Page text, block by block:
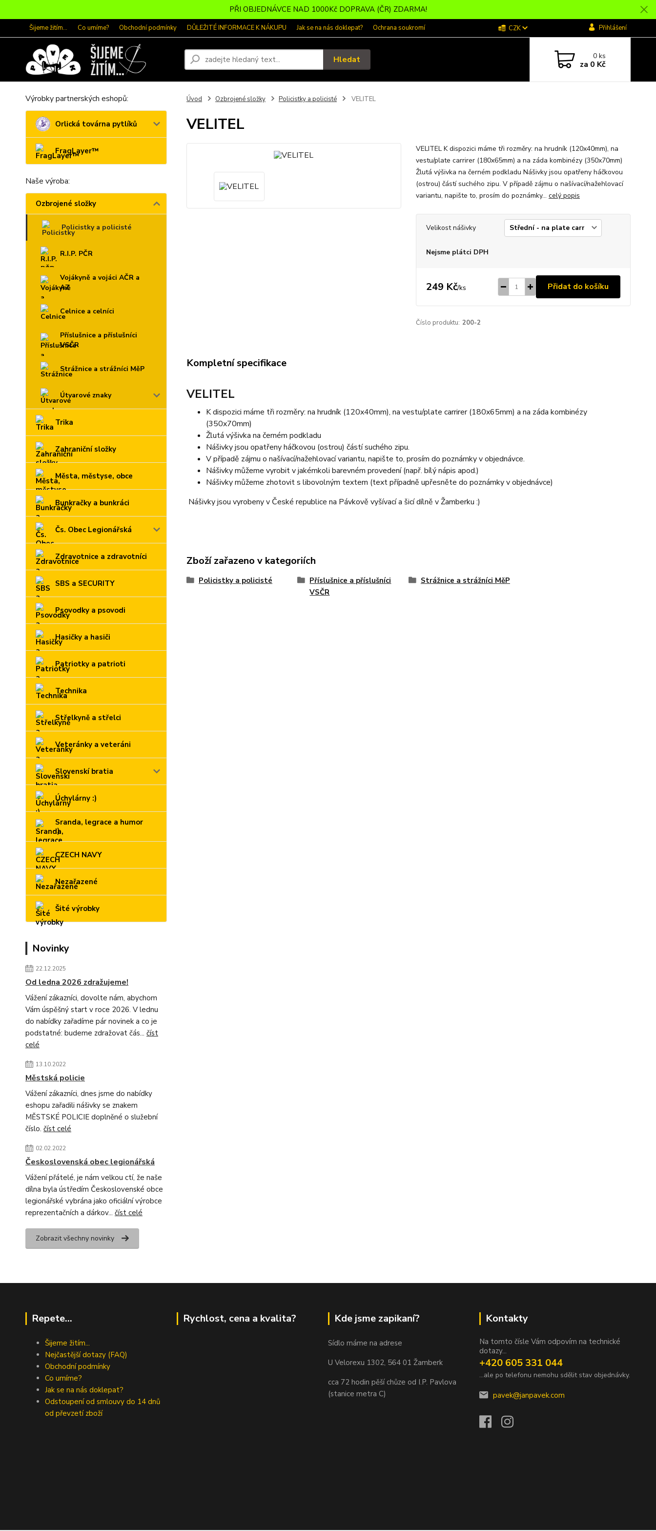
PŘI OBJEDNÁVCE NAD 1000Kč DOPRAVA (ČR) ZDARMA!
Šijeme žitím... Co umíme? Obchodní podmínky DŮLEŽITÉ INFORMACE K NÁKUPU Jak se na nás doklepat? Ochrana soukromí CZK Přihlášení
Hledat 0ks
za 0 Kč
Výrobky partnerských eshopů:
Orlická továrna pytlíků
FragLayer™
Naše výroba:
Ozbrojené složky
Policistky a policisté
R.I.P. PČR
Vojákyně a vojáci AČR a
AZ
Celnice a celníci
Příslušnice a příslušníci
VSČR
Strážnice a strážníci MěP
Útvarové znaky
Trika
Zahraniční složky
Města, městyse, obce
Bunkračky a bunkráci
Čs. Obec Legionářská
Zdravotnice a zdravotníci
SBS a SECURITY
Psovodky a psovodi
Hasičky a hasiči
Patriotky a patrioti
Technika
Střelkyně a střelci
Veteránky a veteráni
Slovenskí bratia
Úchylárny :)
Sranda, legrace a humor
:)
CZECH NAVY
Nezařazené
Šité výrobky
Novinky
22.12.2025
Od ledna 2026 zdražujeme!
Vážení zákazníci, dovolte nám, abychom
Vám úspěšný start v roce 2026. V lednu
do nabídky zařadíme pár novinek a co je
podstatné: budeme zdražovat čás... číst
celé
13.10.2022
Městská policie
Vážení zákazníci, dnes jsme do nabídky
eshopu zařadili nášivky se znakem
MĚSTSKÉ POLICIE doplněné o služební
číslo. číst celé
02.02.2022
Československá obec legionářská
Vážení přátelé, je nám velkou ctí, že naše
dílna byla ústředím Československé obce
legionářské vybrána jako oficiální výrobce
reprezentačních a dárkov... číst celé
Zobrazit všechny novinky
Úvod Ozbrojené složky Policistky a policisté VELITEL
VELITEL
VELITEL K dispozici máme tři rozměry: na hrudník (120x40mm), na
vestu/plate carrirer (180x65mm) a na záda kombinézy (350x70mm)
Žlutá výšivka na černém podkladu Nášivky jsou opatřeny háčkovou
(ostrou) částí suchého zipu. V případě zájmu o našívací/nažehlovací
variantu, napište to, prosím do poznámky... celý popis
Velikost nášivky
Nejsme plátci DPH
249 Kč/ks Přidat do košíku
Číslo produktu: 200-2
Kompletní specifikace
VELITEL
K dispozici máme tři rozměry: na hrudník (120x40mm), na vestu/plate carrirer (180x65mm) a na záda kombinézy
(350x70mm)
Žlutá výšivka na černém podkladu
Nášivky jsou opatřeny háčkovou (ostrou) částí suchého zipu.
V případě zájmu o našívací/nažehlovací variantu, napište to, prosím do poznámky v objednávce.
Nášivky můžeme vyrobit v jakémkoli barevném provedení (např. bílý nápis apod.)
Nášivky můžeme zhotovit s libovolným textem (text případně upřesněte do poznámky v objednávce)
Nášivky jsou vyrobeny v České republice na Pávkově vyšívací a šicí dílně v Žamberku :)
Zboží zařazeno v kategoriích
Policistky a policisté
Příslušnice a příslušníci
VSČR
Strážnice a strážníci MěP
Repete...
Šijeme žitím...
Nejčastější dotazy (FAQ)
Obchodní podmínky
Co umíme?
Jak se na nás doklepat?
Odstoupení od smlouvy do 14 dnů
od převzetí zboží
Rychlost, cena a kvalita? Kde jsme zapikaní?
Sídlo máme na adrese
U Velorexu 1302, 564 01 Žamberk
cca 72 hodin pěší chůze od I.P. Pavlova
(stanice metra C)
Kontakty
Na tomto čísle Vám odpovím na technické
dotazy...
+420 605 331 044
...ale po telefonu nemohu sdělit stav objednávky.
pavek@janpavek.com